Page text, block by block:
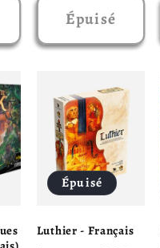
Épuisé
Épuisé
Luthier - Français